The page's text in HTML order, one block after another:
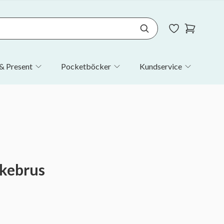
Present Pocketböcker Kundservice